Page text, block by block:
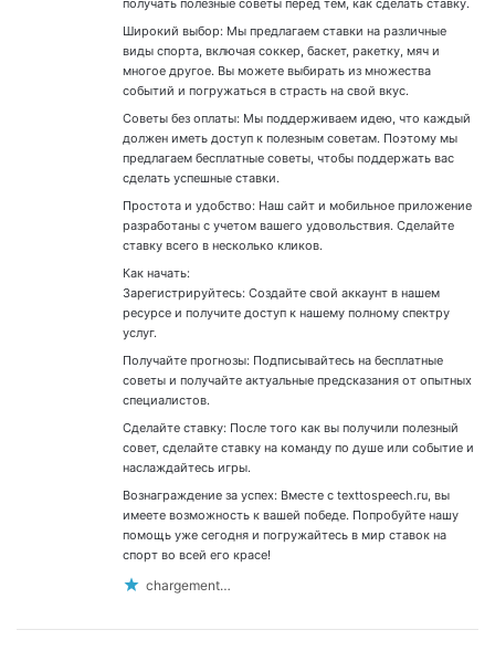
получать полезные советы перед тем, как сделать ставку.
Широкий выбор: Мы предлагаем ставки на различные
виды спорта, включая соккер, баскет, ракетку, мяч и
многое другое. Вы можете выбирать из множества
событий и погружаться в страсть на свой вкус.
Советы без оплаты: Мы поддерживаем идею, что каждый
должен иметь доступ к полезным советам. Поэтому мы
предлагаем бесплатные советы, чтобы поддержать вас
сделать успешные ставки.
Простота и удобство: Наш сайт и мобильное приложение
разработаны с учетом вашего удовольствия. Сделайте
ставку всего в несколько кликов.
Как начать:
Зарегистрируйтесь: Создайте свой аккаунт в нашем
ресурсе и получите доступ к нашему полному спектру
услуг.
Получайте прогнозы: Подписывайтесь на бесплатные
советы и получайте актуальные предсказания от опытных
специалистов.
Сделайте ставку: После того как вы получили полезный
совет, сделайте ставку на команду по душе или событие и
наслаждайтесь игры.
Вознаграждение за успех: Вместе с texttospeech.ru, вы
имеете возможность к вашей победе. Попробуйте нашу
помощь уже сегодня и погружайтесь в мир ставок на
спорт во всей его красе!
chargement…